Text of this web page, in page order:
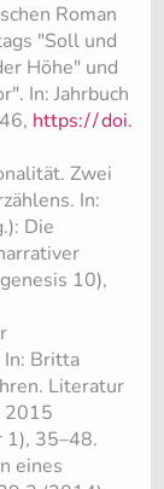
Roman
"Soll und
Höhe" und
In: Jahrbuch
https://doi.
Zwei
In:
Die
10),
Britta
Literatur
2015
1), 35–48.
eines